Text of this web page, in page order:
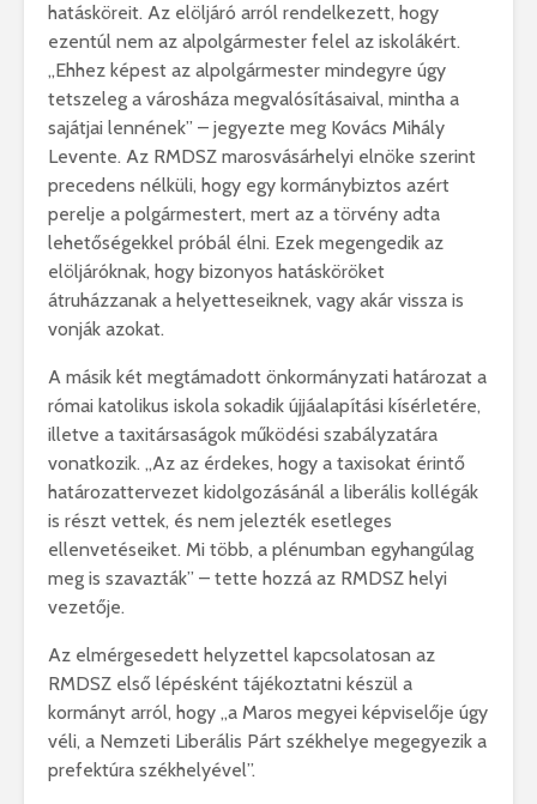
hatásköreit. Az elöljáró arról rendelkezett, hogy
ezentúl nem az alpolgármester felel az iskolákért.
„Ehhez képest az alpolgármester mindegyre úgy
tetszeleg a városháza megvalósításaival, mintha a
sajátjai lennének” – jegyezte meg Kovács Mihály
Levente. Az RMDSZ marosvásárhelyi elnöke szerint
precedens nélküli, hogy egy kormánybiztos azért
perelje a polgármestert, mert az a törvény adta
lehetőségekkel próbál élni. Ezek megengedik az
elöljáróknak, hogy bizonyos hatásköröket
átruházzanak a helyetteseiknek, vagy akár vissza is
vonják azokat.
A másik két megtámadott önkormányzati határozat a
római katolikus iskola sokadik újjáalapítási kísérletére,
illetve a taxitársaságok működési szabályzatára
vonatkozik. „Az az érdekes, hogy a taxisokat érintő
határozattervezet kidolgozásánál a liberális kollégák
is részt vettek, és nem jelezték esetleges
ellenvetéseiket. Mi több, a plénumban egyhangúlag
meg is szavazták” – tette hozzá az RMDSZ helyi
vezetője.
Az elmérgesedett helyzettel kapcsolatosan az
RMDSZ első lépésként tájékoztatni készül a
kormányt arról, hogy „a Maros megyei képviselője úgy
véli, a Nemzeti Liberális Párt székhelye megegyezik a
prefektúra székhelyével”.